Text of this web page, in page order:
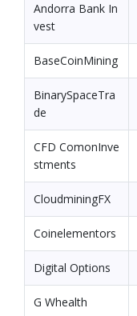
Andorra Bank In
vest
BaseCoinMining
BinarySpaceTra
de
CFD ComonInve
stments
CloudminingFX
Coinelementors
Digital Options
G Whealth